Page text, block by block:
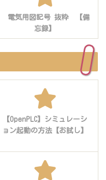
電気用図記号 抜粋 【備
忘録】
【OpenPLC】シミュレーシ
ョン起動の方法【お試し】